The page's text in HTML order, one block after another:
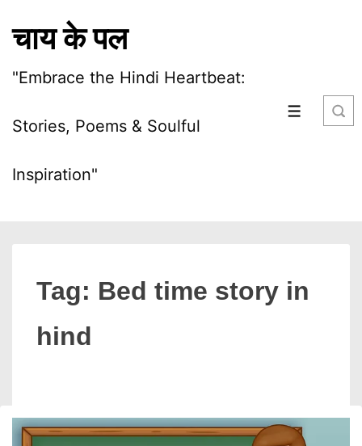
Skip
Content
चाय के पल
"Embrace the Hindi Heartbeat:
Stories, Poems & Soulful
Inspiration"
MENU
Tag: Bed time story in
hind